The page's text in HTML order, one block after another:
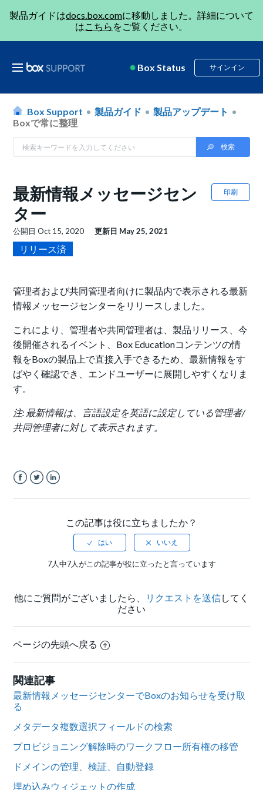
製品ガイドはdocs.box.comに移動しました。詳細について
はこちら をご覧ください。
Box Status サインイン
Box Support 製品ガイド
製品アップデート
Boxで常に整理
印刷
最新情報メッセージセン
ター
公開日Oct 15, 2020 更新日 May 25, 2021
リリース済
管理者および共同管理者向けに製品内で表示される最新
情報メッセージセンターをリリースしました。
これにより、管理者や共同管理者は、製品リリース、今
後開催されるイベント、Box Educationコンテンツの情
報をBoxの製品上で直接入手できるため、最新情報をす
ばやく確認でき、エンドユーザーに展開しやすくなりま
す。
注: 最新情報は、言語設定を英語に設定している管理者/
共同管理者に対して表示されます。
この記事は役に立ちましたか？
7人中7人がこの記事が役に立ったと言っています
他にご質問がございましたら、 リクエストを送信してく
ださい
ページの先頭へ戻る
関連記事
最新情報メッセージセンターでBoxのお知らせを受け取
る
メタデータ複数選択フィールドの検索
プロビジョニング解除時のワークフロー所有権の移管
ドメインの管理、検証、自動登録
埋め込みウィジェットの作成